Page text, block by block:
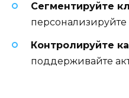
Сегментируйте
Контролируйте
поддерживайте